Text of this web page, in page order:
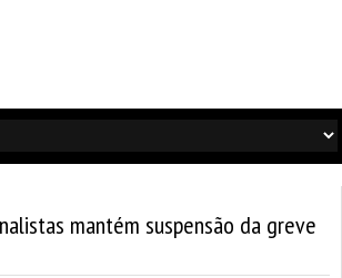
mantém suspensão da greve